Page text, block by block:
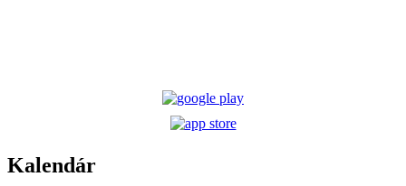
Kalendár